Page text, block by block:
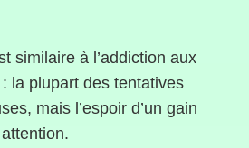
similaire à l’addiction aux
la plupart des tentatives
mais l’espoir d’un gain